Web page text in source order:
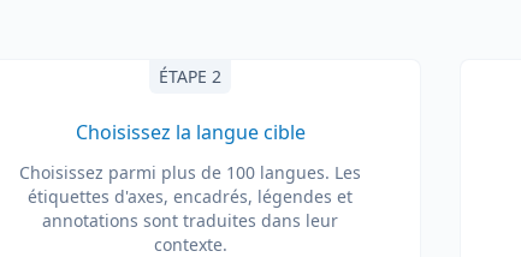
ÉTAPE 2
Choisissez la langue cible
Choisissez parmi plus de 100 langues. Les
étiquettes d'axes, encadrés, légendes et
annotations sont traduites dans leur
contexte.